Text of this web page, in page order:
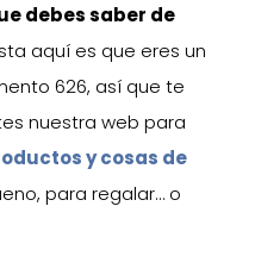
debes saber de
aquí es que eres un
626, así que te
nuestra web para
y cosas de
para regalar… o